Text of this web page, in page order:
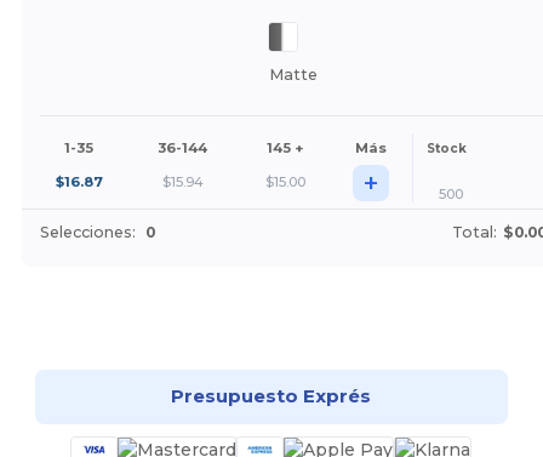
Matte
1-35 36-144 145 + Más Stock
$16.87 $15.94 $15.00 + 500
Selecciones: 0 Total:
Presupuesto Exprés